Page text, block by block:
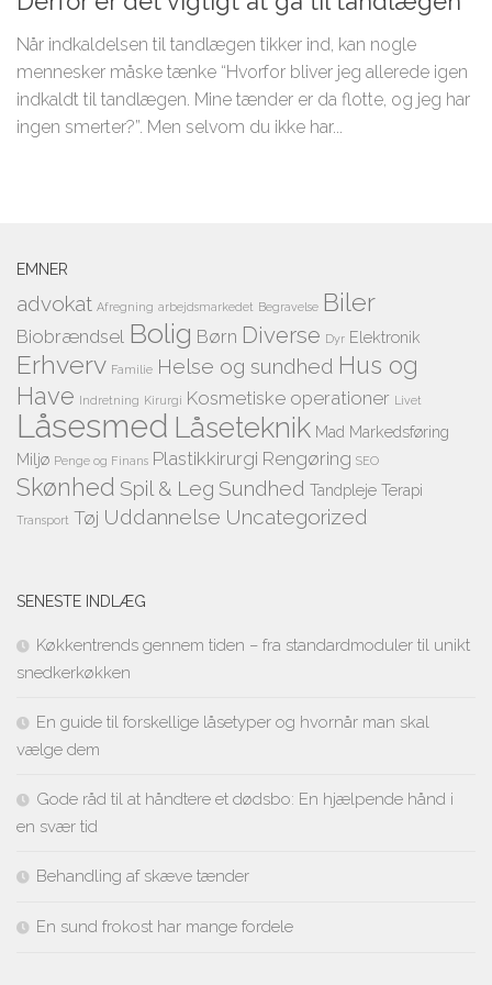
Når indkaldelsen til tandlægen tikker ind, kan nogle
mennesker måske tænke “Hvorfor bliver jeg allerede igen
indkaldt til tandlægen. Mine tænder er da flotte, og jeg har
ingen smerter?”. Men selvom du ikke har...
EMNER
advokat Afregning arbejdsmarkedet Begravelse Biler
Biobrændsel Bolig Børn Diverse Dyr Elektronik
Erhverv Familie Helse og sundhed Hus og
Have
Indretning Kirurgi Kosmetiske operationer Livet
Låsesmed Låseteknik Mad Markedsføring
Miljø Penge og Finans Plastikkirurgi Rengøring SEO
Skønhed Spil & Leg Sundhed Tandpleje Terapi
Transport Tøj Uddannelse Uncategorized
SENESTE INDLÆG
Køkkentrends gennem tiden – fra standardmoduler til unikt
snedkerkøkken
En guide til forskellige låsetyper og hvornår man skal
vælge dem
Gode råd til at håndtere et dødsbo: En hjælpende hånd i
en svær tid
Behandling af skæve tænder
En sund frokost har mange fordele